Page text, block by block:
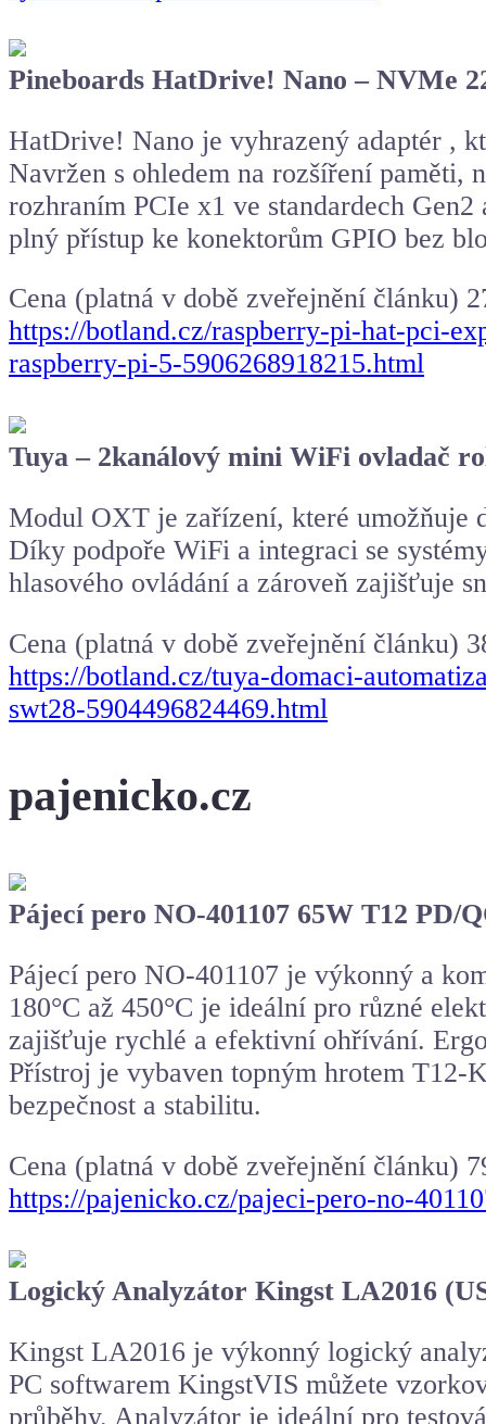
Pineboards HatDrive! Nano – NVMe
HatDrive! Nano je vyhrazený adaptér ,
Navržen s ohledem na rozšíření
rozhraním PCIe x1 ve standardech
plný přístup ke konektorům GPIO bez
Cena (platná v době zveřejnění článku)
https://botland.cz/raspberry-pi-hat-pci-
raspberry-pi-5-5906268918215.html
Tuya – 2kanálový mini WiFi ovladač
Modul OXT je zařízení, které umožňuje
Díky podpoře WiFi a integraci se
hlasového ovládání a zároveň zajišťuje
Cena (platná v době zveřejnění článku)
https://botland.cz/tuya-domaci-
swt28-5904496824469.html
pajenicko.cz
Pájecí pero NO-401107 65W T12 PD/
Pájecí pero NO-401107 je výkonný a
180°C až 450°C je ideální pro různé
zajišťuje rychlé a efektivní ohřívání.
Přístroj je vybaven topným hrotem T12-
bezpečnost a stabilitu.
Cena (platná v době zveřejnění článku)
https://pajenicko.cz/pajeci-pero-no-
Logický Analyzátor Kingst LA2016
Kingst LA2016 je výkonný logický
PC softwarem KingstVIS můžete
průběhy. Analyzátor je ideální pro